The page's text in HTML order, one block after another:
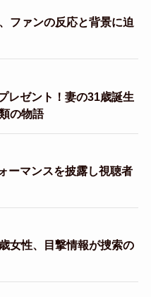
ファンの反応と背景に迫
レゼント！妻の31歳誕生
の物語
ーマンスを披露し視聴者
女性、目撃情報が捜索の